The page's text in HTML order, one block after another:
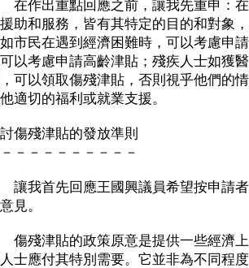
作出重點回應之前，讓我先重申：在
助和服務，皆有其特定的目的和對象
市民在遇到經濟困難時，可以考慮申
以考慮申請高齡津貼；殘疾人士如獲
可以領取傷殘津貼，否則視乎他們的
適切的福利或就業支援。
傷殘津貼的發放準則
－－－－－－－－－－
我首先回應王國興議員希望按申請者
見。
殘津貼的政策原意是提供一些經濟上
士應付其特別需要。它並非為不同程